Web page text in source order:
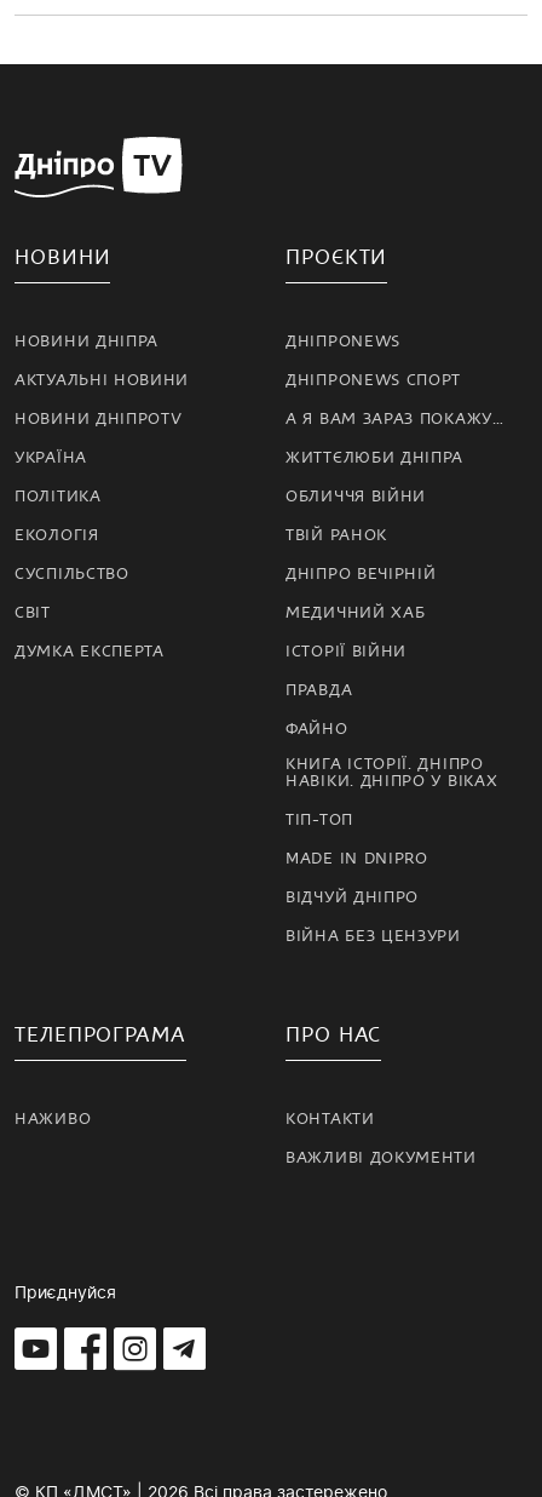
НОВИНИ
НОВИНИ ДНІПРА
АКТУАЛЬНІ НОВИНИ
НОВИНИ ДНІПРОTV
УКРАЇНА
ПОЛІТИКА
ЕКОЛОГІЯ
СУСПІЛЬСТВО
СВІТ
ДУМКА ЕКСПЕРТА
ПРОЄКТИ
ДНІПРОNEWS
ДНІПРОNEWS СПОРТ
А Я ВАМ ЗАРАЗ ПОКАЖУ…
ЖИТТЄЛЮБИ ДНІПРА
ОБЛИЧЧЯ ВІЙНИ
ТВІЙ РАНОК
ДНІПРО ВЕЧІРНІЙ
МЕДИЧНИЙ ХАБ
ІСТОРІЇ ВІЙНИ
ПРАВДА
ФАЙНО
КНИГА ІСТОРІЇ. ДНІПРО
НАВІКИ. ДНІПРО У ВІКАХ
ТІП-ТОП
MADE IN DNIPRO
ВІДЧУЙ ДНІПРО
ВІЙНА БЕЗ ЦЕНЗУРИ
ТЕЛЕПРОГРАМА
НАЖИВО
ПРО НАС
КОНТАКТИ
ВАЖЛИВІ ДОКУМЕНТИ
Приєднуйся
© КП «ДМСТ» | 2026 Всі права застережено